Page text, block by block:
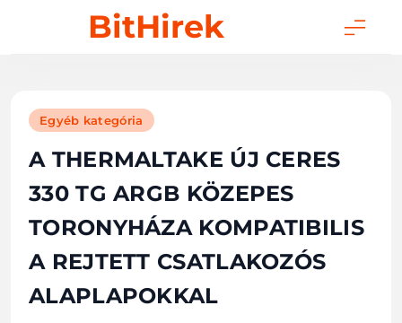
BitHirek
Egyéb kategória
A THERMALTAKE ÚJ CERES
330 TG ARGB KÖZEPES
TORONYHÁZA KOMPATIBILIS
A REJTETT CSATLAKOZÓS
ALAPLAPOKKAL